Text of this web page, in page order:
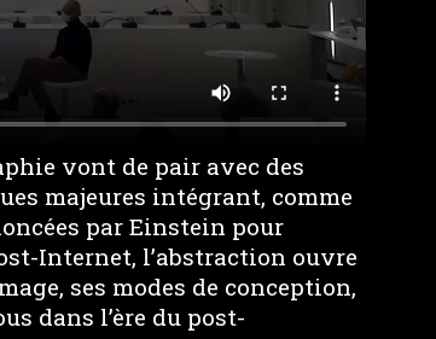
vont de pair avec des
majeures intégrant, comme
par Einstein pour
Internet, l’abstraction ouvre
ses modes de conception,
dans l’ère du post-